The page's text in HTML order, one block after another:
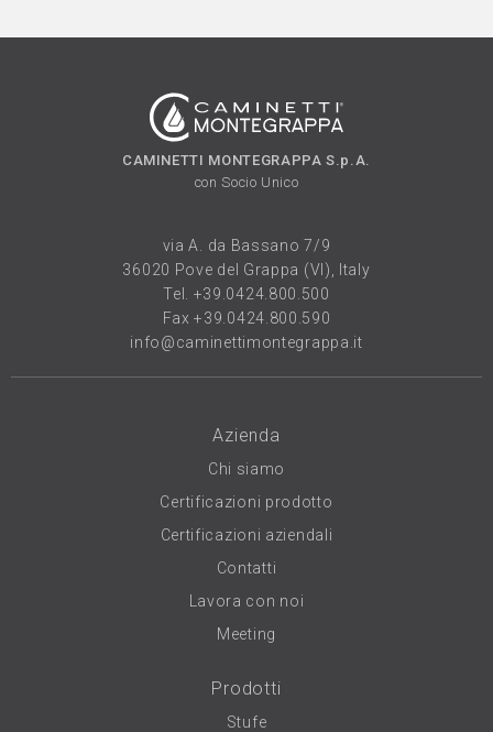
CAMINETTI MONTEGRAPPA S.p.A.
con Socio Unico
via A. da Bassano 7/9
36020 Pove del Grappa (VI), Italy
Tel. +39.0424.800.500
Fax +39.0424.800.590
info@caminettimontegrappa.it
Azienda
Chi siamo
Certificazioni prodotto
Certificazioni aziendali
Contatti
Lavora con noi
Meeting
Prodotti
Stufe